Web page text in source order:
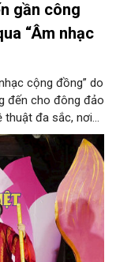
gần công
“Âm nhạc
cộng đồng” do
đến cho đông đảo
thuật đa sắc, nơi
tiết mục múa
Hoàn Kiếm. Đặc
sĩ đến từ
nghệ thuật giàu